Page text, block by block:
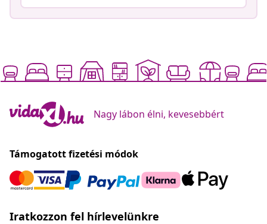
Nagy lábon élni, kevesebbért
Támogatott fizetési módok
Iratkozzon fel hírlevelünkre